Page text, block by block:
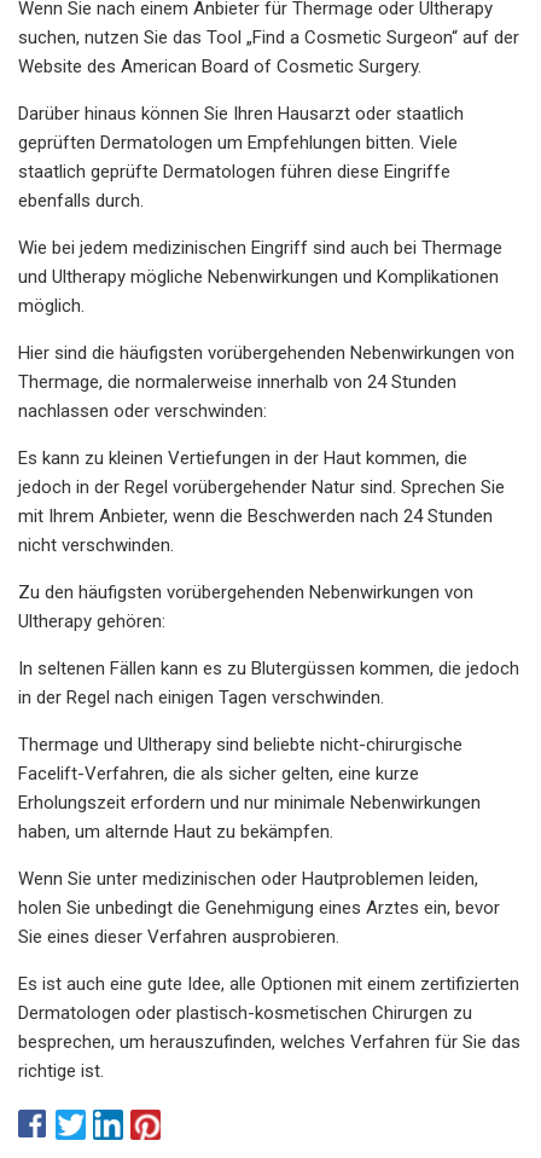
Wenn Sie nach einem Anbieter für Thermage oder Ultherapy
suchen, nutzen Sie das Tool „Find a Cosmetic Surgeon“ auf der
Website des American Board of Cosmetic Surgery.
Darüber hinaus können Sie Ihren Hausarzt oder staatlich
geprüften Dermatologen um Empfehlungen bitten. Viele
staatlich geprüfte Dermatologen führen diese Eingriffe
ebenfalls durch.
Wie bei jedem medizinischen Eingriff sind auch bei Thermage
und Ultherapy mögliche Nebenwirkungen und Komplikationen
möglich.
Hier sind die häufigsten vorübergehenden Nebenwirkungen von
Thermage, die normalerweise innerhalb von 24 Stunden
nachlassen oder verschwinden:
Es kann zu kleinen Vertiefungen in der Haut kommen, die
jedoch in der Regel vorübergehender Natur sind. Sprechen Sie
mit Ihrem Anbieter, wenn die Beschwerden nach 24 Stunden
nicht verschwinden.
Zu den häufigsten vorübergehenden Nebenwirkungen von
Ultherapy gehören:
In seltenen Fällen kann es zu Blutergüssen kommen, die jedoch
in der Regel nach einigen Tagen verschwinden.
Thermage und Ultherapy sind beliebte nicht-chirurgische
Facelift-Verfahren, die als sicher gelten, eine kurze
Erholungszeit erfordern und nur minimale Nebenwirkungen
haben, um alternde Haut zu bekämpfen.
Wenn Sie unter medizinischen oder Hautproblemen leiden,
holen Sie unbedingt die Genehmigung eines Arztes ein, bevor
Sie eines dieser Verfahren ausprobieren.
Es ist auch eine gute Idee, alle Optionen mit einem zertifizierten
Dermatologen oder plastisch-kosmetischen Chirurgen zu
besprechen, um herauszufinden, welches Verfahren für Sie das
richtige ist.